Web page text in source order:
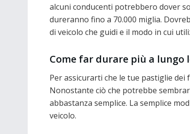
alcuni conducenti potrebbero dover
dureranno fino a 70.000 miglia.
di veicolo che guidi e il modo in cui
Come far durare più a lungo
Per assicurarti che le tue pastiglie
Nonostante ciò che potrebbe
abbastanza semplice. La semplice
veicolo.